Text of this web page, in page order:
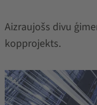
Aizraujošs divu
kopprojekts.